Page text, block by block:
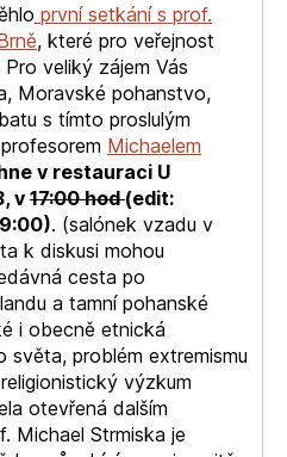
první setkání s prof.
, které pro veřejnost
veliký zájem Vás
Moravské pohanstvo,
s tímto proslulým
Michaelem
v restauraci U
v 17:00 hod(edit:
. (salónek vzadu v
k diskusi mohou
cesta po
a tamní pohanské
i obecně etnická
světa, problém extremismu
výzkum
otevřená dalším
Michael Strmiska je